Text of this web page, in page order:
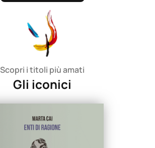
Scopri i titoli più amati
Gli iconici